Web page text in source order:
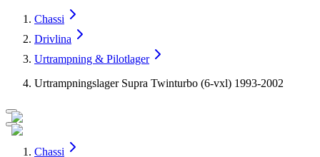
Chassi
Drivlina
Urtrampning & Pilotlager
Urtrampningslager Supra Twinturbo (6-vxl) 1993-2002
Chassi